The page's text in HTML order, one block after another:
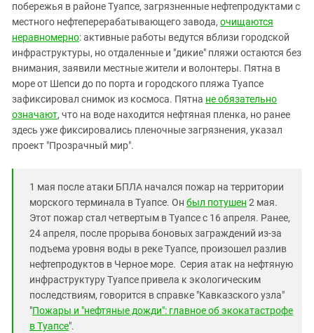
Южный Кавказ
ЮФО
побережья в районе Туапсе, загрязненные нефтепродуктами с
местного нефтеперерабатывающего завода, очищаются
неравномерно: активные работы ведутся вблизи городской
инфраструктуры, но отдаленные и "дикие" пляжи остаются без
внимания, заявили местные жители и волонтеры. Пятна в
море от Шепси до по порта и городского пляжа Туапсе
зафиксировал снимок из космоса. Пятна не обязательно
означают, что на воде находится нефтяная пленка, но ранее
здесь уже фиксировались пленочные загрязнения, указал
проект "Прозрачный мир".
1 мая после атаки БПЛА начался пожар на территории
морского терминала в Туапсе. Он был потушен 2 мая.
Этот пожар стал четвертым в Туапсе с 16 апреля. Ранее,
24 апреля, после прорыва боновых заграждений из-за
подъема уровня воды в реке Туапсе, произошел разлив
нефтепродуктов в Черное море. Серия атак на нефтяную
инфраструктуру Туапсе привела к экологическим
последствиям, говорится в справке "Кавказского узла"
"Пожары и "нефтяные дожди": главное об экокатастрофе
в Туапсе".